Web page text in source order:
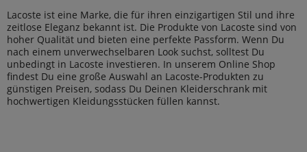
Lacoste ist eine Marke, die für ihren einzigartigen Stil und ihre
zeitlose Eleganz bekannt ist. Die Produkte von Lacoste sind von
hoher Qualität und bieten eine perfekte Passform. Wenn Du
nach einem unverwechselbaren Look suchst, solltest Du
unbedingt in Lacoste investieren. In unserem Online Shop
findest Du eine große Auswahl an Lacoste-Produkten zu
günstigen Preisen, sodass Du Deinen Kleiderschrank mit
hochwertigen Kleidungsstücken füllen kannst.